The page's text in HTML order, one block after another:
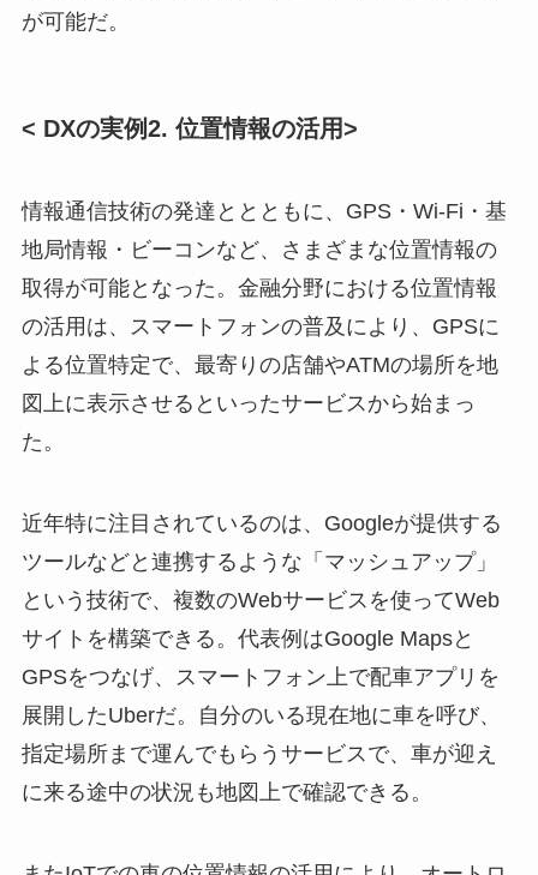
が可能だ。
< DXの実例2. 位置情報の活用>
情報通信技術の発達ととともに、GPS・Wi-Fi・基
地局情報・ビーコンなど、さまざまな位置情報の
取得が可能となった。金融分野における位置情報
の活用は、スマートフォンの普及により、GPSに
よる位置特定で、最寄りの店舗やATMの場所を地
図上に表示させるといったサービスから始まっ
た。
近年特に注目されているのは、Googleが提供する
ツールなどと連携するような「マッシュアップ」
という技術で、複数のWebサービスを使ってWeb
サイトを構築できる。代表例はGoogle Mapsと
GPSをつなげ、スマートフォン上で配車アプリを
展開したUberだ。自分のいる現在地に車を呼び、
指定場所まで運んでもらうサービスで、車が迎え
に来る途中の状況も地図上で確認できる。